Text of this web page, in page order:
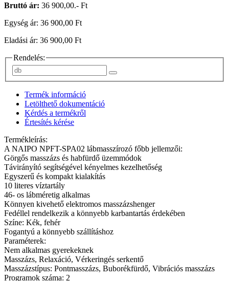
Bruttó ár: 36 900,00.- Ft
Egység ár: 36 900,00 Ft
Eladási ár: 36 900,00 Ft
Rendelés:
Termék információ
Letölthető dokumentáció
Kérdés a termékről
Értesítés kérése
Termékleírás:
A NAIPO NPFT-SPA02 lábmasszírozó főbb jellemzői:
Görgős masszázs és habfürdő üzemmódok
Távirányító segítségével kényelmes kezelhetőség
Egyszerű és kompakt kialakítás
10 literes víztartály
46- os lábméretig alkalmas
Könnyen kivehető elektromos masszázshenger
Fedéllel rendelkezik a könnyebb karbantartás érdekében
Színe: Kék, fehér
Fogantyú a könnyebb szállításhoz
Paraméterek:
Nem alkalmas gyerekeknek
Masszázs, Relaxáció, Vérkeringés serkentő
Masszázstípus: Pontmasszázs, Buborékfürdő, Vibrációs masszázs
Programok száma: 2